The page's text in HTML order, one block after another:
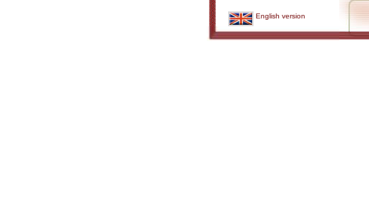
English version